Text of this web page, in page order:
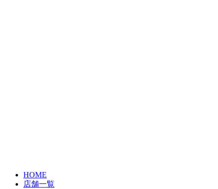
HOME
店舗一覧